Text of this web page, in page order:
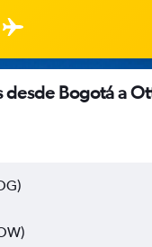
desde Bogotá a